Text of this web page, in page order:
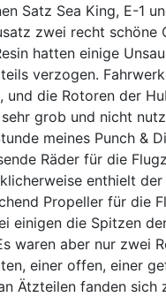
Satz Sea King, E-1
zwei recht schöne
hatten einige
verzogen.
und die Rotoren der
grob und nicht
meines Punch &
Räder für die
enthielt
Propeller für die
einigen die Spitzen
waren aber nur zwei
einer offen, einer
Ätzteilen fanden sich